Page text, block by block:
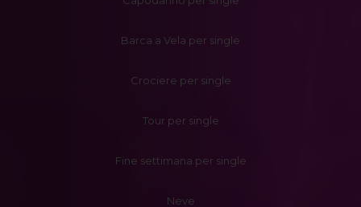
Barca a Vela per single
Crociere per single
Tour per single
Fine settimana per single
Neve